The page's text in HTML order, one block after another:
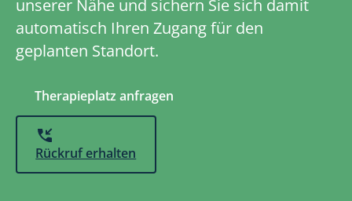
unserer Nähe und sichern Sie sich damit
automatisch Ihren Zugang für den
geplanten Standort.
Therapieplatz anfragen
Rückruf erhalten